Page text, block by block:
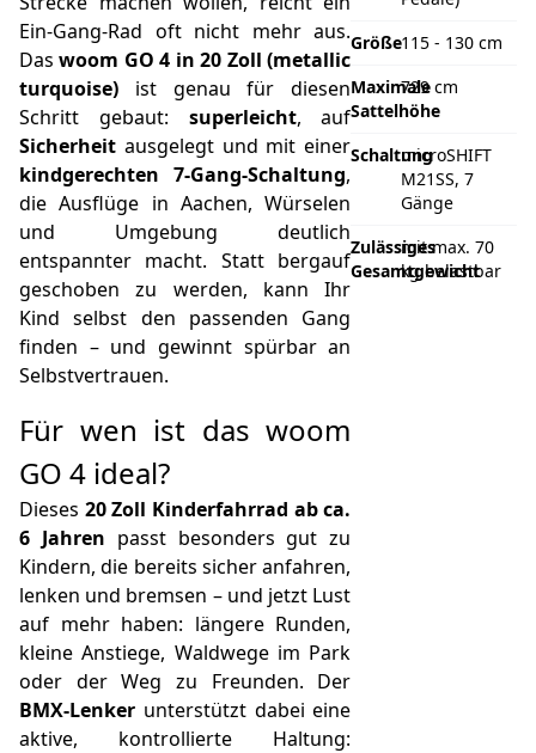
Ein-Gang-Rad oft nicht mehr aus.
Daswoom GO 4 in 20 Zoll (metallic
turquoise) ist genau für diesen
Schritt gebaut: superleicht, auf
Sicherheit ausgelegt und mit einer
kindgerechten 7‑Gang-Schaltung,
die Ausflüge in Aachen, Würselen
und Umgebung deutlich
entspannter macht. Statt bergauf
geschoben zu werden, kann Ihr
Kind selbst den passenden Gang
finden – und gewinnt spürbar an
Selbstvertrauen.
Für wen ist das woom
GO 4 ideal?
Dieses 20 Zoll Kinderfahrrad ab ca.
6 Jahren passt besonders gut zu
Kindern, die bereits sicher anfahren,
lenken und bremsen – und jetzt Lust
auf mehr haben: längere Runden,
kleine Anstiege, Waldwege im Park
oder der Weg zu Freunden. Der
BMX-Lenker unterstützt dabei eine
aktive, kontrollierte Haltung:
Größe115 - 130 cm
Maximale
Sattelhöhe
729 cm
SchaltungmicroSHIFT
M21SS, 7
Gänge
Zulässiges
Gesamtgewicht
mit max. 70
kg belastbar